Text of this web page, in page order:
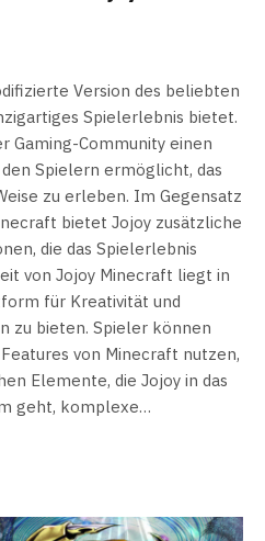
Version des beliebten
Spielerlebnis bietet.
Gaming-Community einen
Spielern ermöglicht, das
zu erleben. Im Gegensatz
bietet Jojoy zusätzliche
die das Spielerlebnis
von Jojoy Minecraft liegt in
für Kreativität und
zu bieten. Spieler können
von Minecraft nutzen,
Elemente, die Jojoy in das
geht, komplexe…